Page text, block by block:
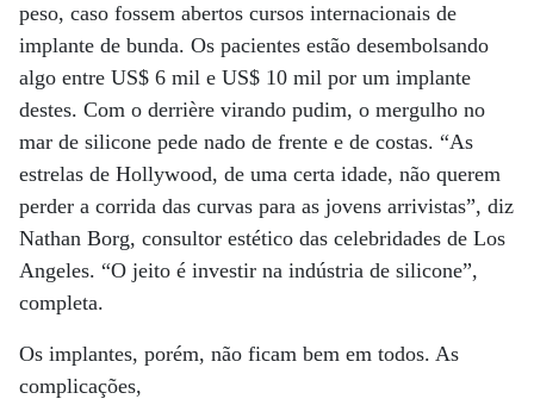
peso, caso fossem abertos cursos internacionais de
implante de bunda. Os pacientes estão desembolsando
algo entre US$ 6 mil e US$ 10 mil por um implante
destes. Com o derrière virando pudim, o mergulho no
mar de silicone pede nado de frente e de costas. “As
estrelas de Hollywood, de uma certa idade, não querem
perder a corrida das curvas para as jovens arrivistas”, diz
Nathan Borg, consultor estético das celebridades de Los
Angeles. “O jeito é investir na indústria de silicone”,
completa.
Os implantes, porém, não ficam bem em todos. As
complicações,